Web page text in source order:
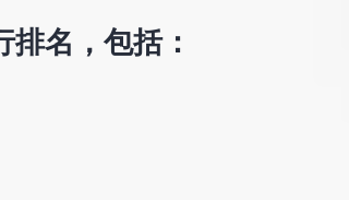
名，包括：